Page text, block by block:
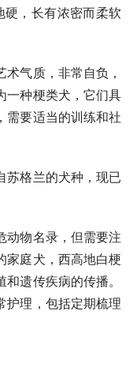
，长有浓密而柔软
气质，非常自负，
一种梗类犬，它们具
需要适当的训练和社
苏格兰的犬种，现已
动物名录，但需要注
家庭犬，西高地白梗
遗传疾病的传播。
护理，包括定期梳理